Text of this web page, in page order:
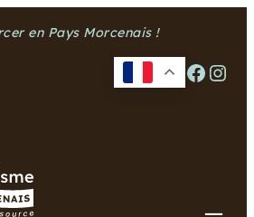
en Pays Morcenais !
Facebook Instagram